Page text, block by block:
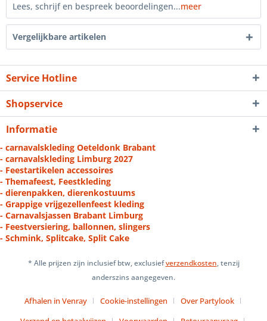
Lees, schrijf en bespreek beoordelingen...meer
Vergelijkbare artikelen
Service Hotline
Shopservice
Informatie
- carnavalskleding Oeteldonk Brabant
- carnavalskleding Limburg 2027
- Feestartikelen accessoires
- Themafeest, Feestkleding
- dierenpakken, dierenkostuums
- Grappige vrijgezellenfeest kleding
- Carnavalsjassen Brabant Limburg
- Feestversiering, ballonnen, slingers
- Schmink, Splitcake, Split Cake
* Alle prijzen zijn inclusief btw, exclusiefverzendkosten, tenzij
anderszins aangegeven.
Afhalen in Venray Cookie-instellingen
Over Partylook